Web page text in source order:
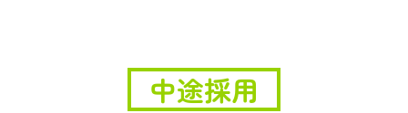
中途採用